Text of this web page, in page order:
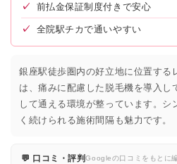
✓ 前払金保証制度付きで安心
✓ 全院駅チカで通いやすい
銀座駅徒歩圏内の好立地に位置する
は、痛みに配慮した脱毛機を導入し
して通える環境が整っています。シ
く続けられる施術間隔も魅力です。
💬 口コミ・評判Googleの口コミをもとに